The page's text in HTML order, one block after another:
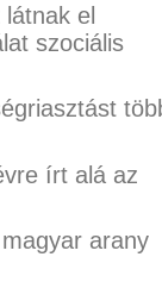
el
szociális
írt alá az
arany